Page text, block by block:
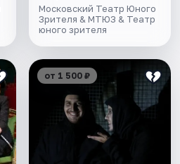
Московский Театр Юного
Зрителя & МТЮЗ & Театр
юного зрителя
от 1 500 ₽